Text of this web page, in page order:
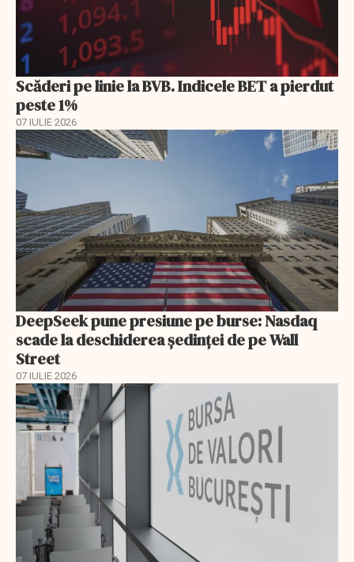
Scăderi pe linie la BVB. Indicele BET a pierdut
peste 1%
07 IULIE 2026
DeepSeek pune presiune pe burse: Nasdaq
scade la deschiderea ședinței de pe Wall
Street
07 IULIE 2026